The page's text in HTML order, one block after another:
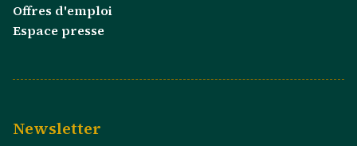
Offres d'emploi
Espace presse
Newsletter